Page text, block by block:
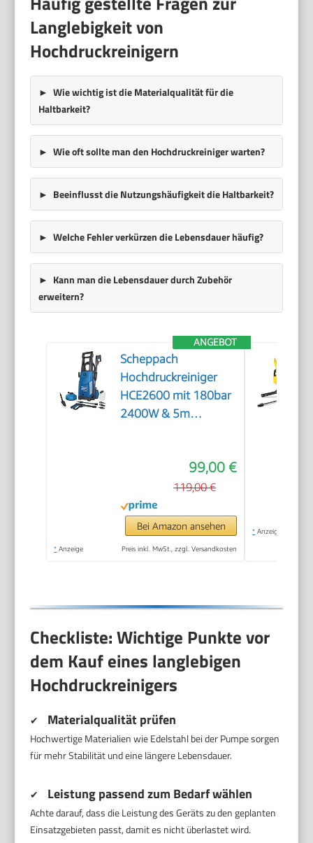
Langlebigkeit von
Hochdruckreinigern
Wie wichtig ist die Materialqualität für die
Haltbarkeit?
Wie oft sollte man den Hochdruckreiniger warten?
Beeinflusst die Nutzungshäufigkeit die Haltbarkeit?
Welche Fehler verkürzen die Lebensdauer häufig?
Kann man die Lebensdauer durch Zubehör
erweitern?
ANGEBOT
Scheppach
Hochdruckreiniger
HCE2600 mit 180bar
2400W & 5m
99,00 €
119,00 €
Bei Amazon ansehen
* Anzeige Preis inkl. MwSt., zzgl. Versandkosten
* Anzeige
Checkliste: Wichtige Punkte vor
dem Kauf eines langlebigen
Hochdruckreinigers
✔ Materialqualität prüfen
Hochwertige Materialien wie Edelstahl bei der Pumpe sorgen
für mehr Stabilität und eine längere Lebensdauer.
✔ Leistung passend zum Bedarf wählen
Achte darauf, dass die Leistung des Geräts zu den geplanten
Einsatzgebieten passt, damit es nicht überlastet wird.